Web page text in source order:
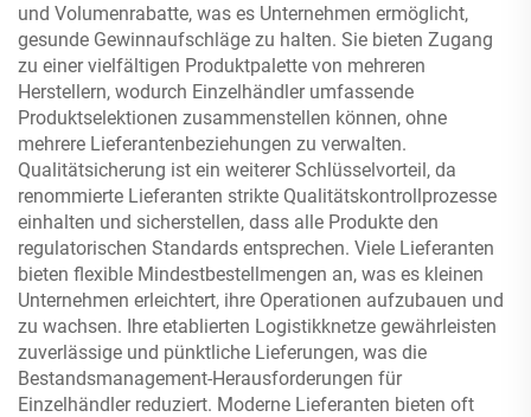
und Volumenrabatte, was es Unternehmen ermöglicht,
gesunde Gewinnaufschläge zu halten. Sie bieten Zugang
zu einer vielfältigen Produktpalette von mehreren
Herstellern, wodurch Einzelhändler umfassende
Produktselektionen zusammenstellen können, ohne
mehrere Lieferantenbeziehungen zu verwalten.
Qualitätsicherung ist ein weiterer Schlüsselvorteil, da
renommierte Lieferanten strikte Qualitätskontrollprozesse
einhalten und sicherstellen, dass alle Produkte den
regulatorischen Standards entsprechen. Viele Lieferanten
bieten flexible Mindestbestellmengen an, was es kleinen
Unternehmen erleichtert, ihre Operationen aufzubauen und
zu wachsen. Ihre etablierten Logistikknetze gewährleisten
zuverlässige und pünktliche Lieferungen, was die
Bestandsmanagement-Herausforderungen für
Einzelhändler reduziert. Moderne Lieferanten bieten oft